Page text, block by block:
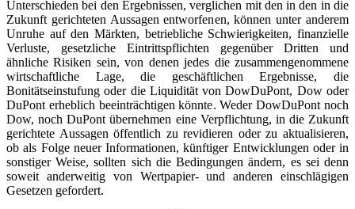
Unterschieden bei den Ergebnissen, verglichen mit den in den in die
Zukunft gerichteten Aussagen entworfenen, können unter anderem
Unruhe auf den Märkten, betriebliche Schwierigkeiten, finanzielle
Verluste, gesetzliche Eintrittspflichten gegenüber Dritten und
ähnliche Risiken sein, von denen jedes die zusammengenommene
wirtschaftliche Lage, die geschäftlichen Ergebnisse, die
Bonitätseinstufung oder die Liquidität von DowDuPont, Dow oder
DuPont erheblich beeinträchtigen könnte. Weder DowDuPont noch
Dow, noch DuPont übernehmen eine Verpflichtung, in die Zukunft
gerichtete Aussagen öffentlich zu revidieren oder zu aktualisieren,
ob als Folge neuer Informationen, künftiger Entwicklungen oder in
sonstiger Weise, sollten sich die Bedingungen ändern, es sei denn
soweit anderweitig von Wertpapier- und anderen einschlägigen
Gesetzen gefordert.